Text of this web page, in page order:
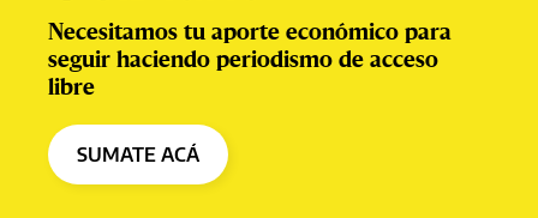
Necesitamos tu aporte económico para
seguir haciendo periodismo de acceso
libre
SUMATE ACÁ